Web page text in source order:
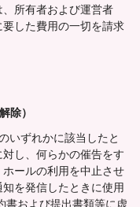
所有者および運営者
した費用の一切を請求
除）
いずれかに該当したと
し、何らかの催告をす
ールの利用を中止させ
を発信したときに使用
書および提出書類等に虚